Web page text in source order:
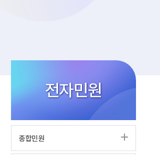
전자민원
종합민원